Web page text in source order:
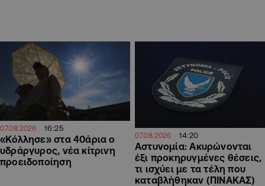
07.08.2026 16:25
«Κόλλησε» στα 40άρια ο
υδράργυρος, νέα κίτρινη
προειδοποίηση
07.08.2026 14:20
Αστυνομία: Ακυρώνονται
έξι προκηρυγμένες θέσεις,
τι ισχύει με τα τέλη που
καταβλήθηκαν (ΠΙΝΑΚΑΣ)